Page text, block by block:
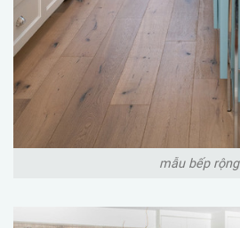
mẫu bếp rộng